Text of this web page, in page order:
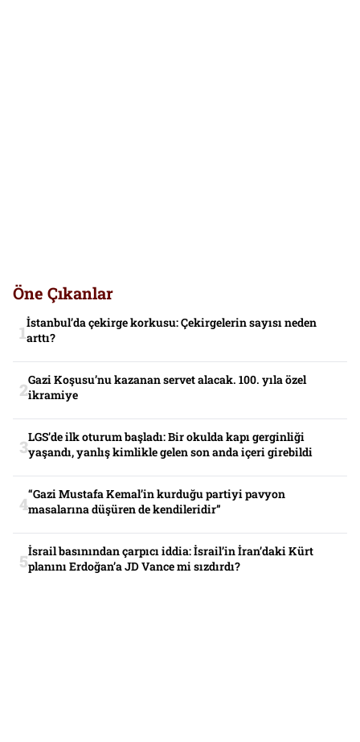
Öne Çıkanlar
İstanbul’da çekirge korkusu: Çekirgelerin sayısı neden
arttı?
Gazi Koşusu’nu kazanan servet alacak. 100. yıla özel
ikramiye
LGS’de ilk oturum başladı: Bir okulda kapı gerginliği
yaşandı, yanlış kimlikle gelen son anda içeri girebildi
“Gazi Mustafa Kemal’in kurduğu partiyi pavyon
masalarına düşüren de kendileridir”
İsrail basınından çarpıcı iddia: İsrail’in İran’daki Kürt
planını Erdoğan’a JD Vance mi sızdırdı?